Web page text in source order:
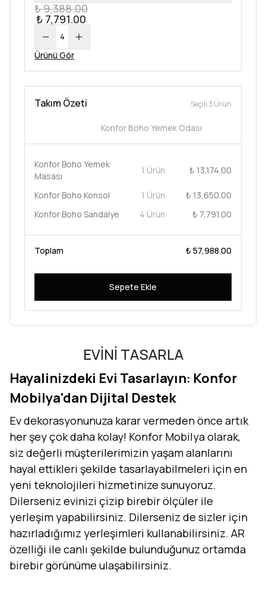
₺ 9,388.00
₺ 7,791.00
4
Ürünü Gör
Takım Özeti Seçili 3 Ürün
Konfor Boho Yemek Odası
Konfor Boho Yemek
Masası
1 Ürün ₺ 13,174.00
Konfor Boho Konsol 1 Ürün
₺ 13,650.00
Konfor Boho Sandalye
4 Ürün ₺ 7,791.00
Toplam ₺ 57,988.00
Sepete Ekle
EVİNİ TASARLA
Hayalinizdeki Evi Tasarlayın: Konfor
Mobilya'dan Dijital Destek
Ev dekorasyonunuza karar vermeden önce artık
her şey çok daha kolay! Konfor Mobilya olarak,
siz değerli müşterilerimizin yaşam alanlarını
hayal ettikleri şekilde tasarlayabilmeleri için en
yeni teknolojileri hizmetinize sunuyoruz.
Dilerseniz evinizi çizip birebir ölçüler ile
yerleşim yapabilirsiniz. Dilerseniz de sizler için
hazırladığımız yerleşimleri kullanabilirsiniz. AR
özelliği ile canlı şekilde bulunduğunuz ortamda
birebir görünüme ulaşabilirsiniz.